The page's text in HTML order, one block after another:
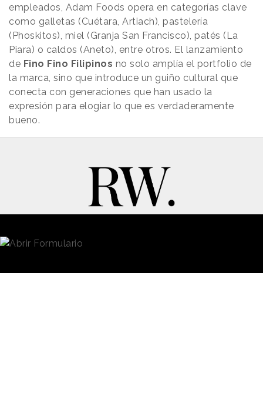
empleados, Adam Foods opera en categorías clave
como galletas (Cuétara, Artiach), pastelería
(Phoskitos), miel (Granja San Francisco), patés (La
Piara) o caldos (Aneto), entre otros. El lanzamiento
de Fino Fino Filipinos no solo amplía el portfolio de
la marca, sino que introduce un guiño cultural que
conecta con generaciones que han usado la
expresión para elogiar lo que es verdaderamente
bueno.
Contacto